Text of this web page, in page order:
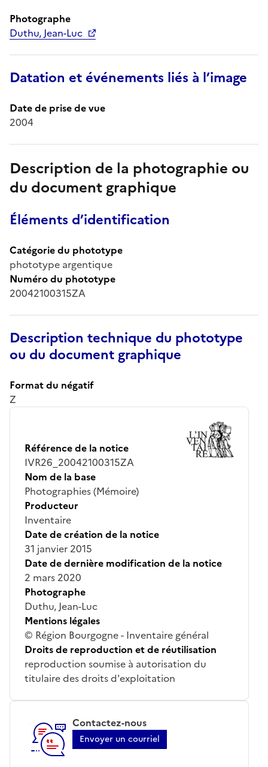
Photographe
Duthu, Jean-Luc
Datation et événements liés à l’image
Date de prise de vue
2004
Description de la photographie ou
du document graphique
Éléments d’identification
Catégorie du phototype
phototype argentique
Numéro du phototype
20042100315ZA
Description technique du phototype
ou du document graphique
Format du négatif
Z
Référence de la notice
IVR26_20042100315ZA
Nom de la base
Photographies (Mémoire)
Producteur
Inventaire
Date de création de la notice
31 janvier 2015
Date de dernière modification de la notice
2 mars 2020
Photographe
Duthu, Jean-Luc
Mentions légales
© Région Bourgogne - Inventaire général
Droits de reproduction et de réutilisation
reproduction soumise à autorisation du
titulaire des droits d'exploitation
Contactez-nous
Envoyer un courriel